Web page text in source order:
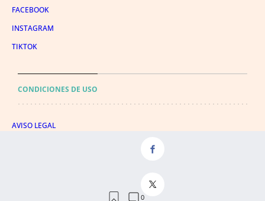
FACEBOOK
INSTAGRAM
TIKTOK
CONDICIONES DE USO
AVISO LEGAL